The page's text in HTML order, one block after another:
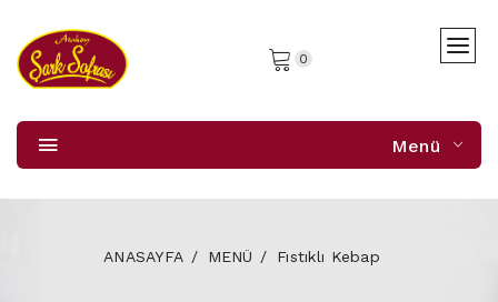
0
Menü
ANASAYFA MENÜ Fıstıklı Kebap